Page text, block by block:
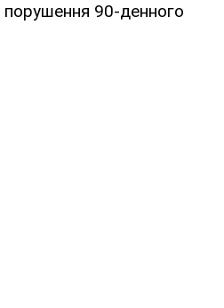
порушення 90-денного